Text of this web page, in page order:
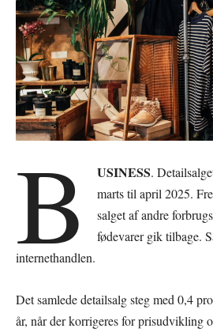
B USINESS.
marts til april 2025.
salget af andre
fødevarer gik tilbage.
internethandlen.
Det samlede detailsalg steg med 0,4
år, når der korrigeres for prisudvikling